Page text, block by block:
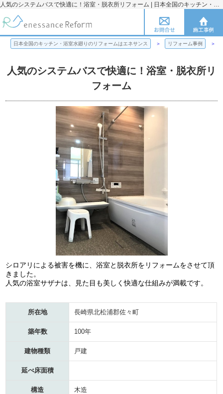
人気のシステムバスで快適に！浴室・脱衣所リフォーム | 日本全国のキッチン・浴室水廻りのリフォームのことならエネサンス
日本全国のキッチン・浴室水廻りのリフォームはエネサンス リフォーム事例
人気のシステムバスで快適に！浴室・脱衣所リ
フォーム
シロアリによる被害を機に、浴室と脱衣所をリフォームをさせて頂
きました。
人気の浴室サザナは、見た目も美しく快適な仕組みが満載です。
所在地 長崎県北松浦郡佐々町
築年数 100年
建物種類 戸建
延べ床面積
構造 木造